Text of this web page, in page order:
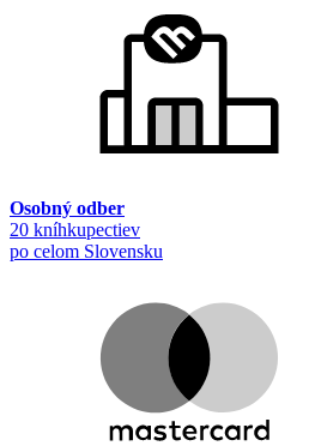
Osobný odber
20 kníhkupectiev
po celom Slovensku